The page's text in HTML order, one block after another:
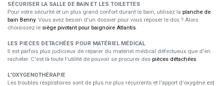
SÉCURISER LA SALLE DE BAIN ET LES TOILETTES
Pour votre sécurité et un plus grand confort durant le bain, utilisez la planche de
bain Benny. Vous avez besoin d'un dossier pour vous reposer le dos ? Alors
choisissez le siège pivotant pour baignoire Atlantis.
LES PIECES DETACHÉES POUR MATÉRIEL MÉDICAL
Il est parfois plus judicieux de réparer du matériel médical défectueux que d'en
racheter. C'est là toute l'utilité de pouvoir se procurer des pièces détachées.
L'OXYGENOTHÉRAPIE
Les troubles respiratoires sont de plus ne plus récurrents et l'apport d'oxygène est